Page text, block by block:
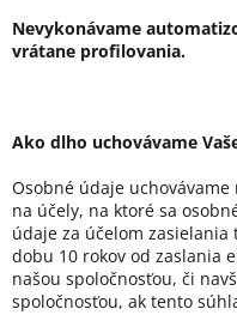
Nevykonávame
vrátane profilovania.
Ako dlho uchovávame
Osobné údaje
na účely, na ktoré sa
údaje za účelom
dobu 10 rokov od zaslania
našou spoločnosťou, či
spoločnosťou, ak tento